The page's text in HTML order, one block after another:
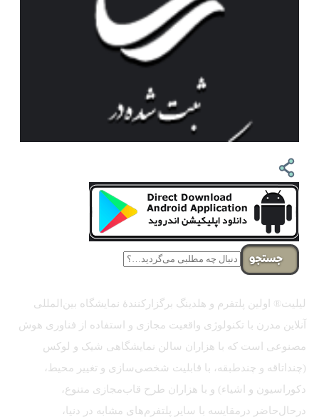
جستجو
لیلیت® اولین پلتفرم و هلدینگ برگزارکنندهٔ نمایشگاه بین‌المللی
آنلاین مدرن با تکنولوژی واقعیت مجازی و استفاده از فناوری هوش
مصنوعی است که با هزاران سالن نمایشگاهی شیک و لوکس
(چنداتاقه و چندطبقه، با قابلیت شخصی‌سازی و تغییر محیط،
دکوراسیون و اشیاء) و با هزاران طرح قاب‌مجازی متنوع،
درحال‌حاضر درمقایسه با سایر پلتفرم‌های مشابه در دنیا،